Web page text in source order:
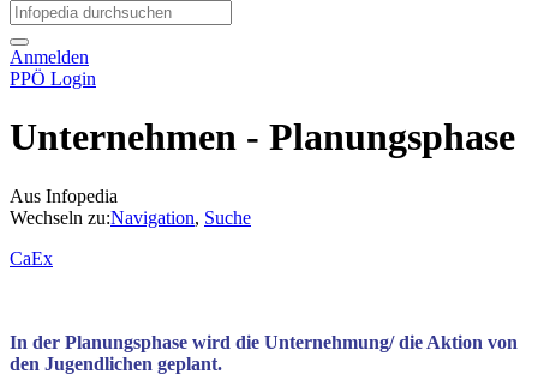
Anmelden
PPÖ Login
Unternehmen - Planungsphase
Aus Infopedia
Wechseln zu:Navigation, Suche
CaEx
In der Planungsphase wird die Unternehmung/ die Aktion von
den Jugendlichen geplant.